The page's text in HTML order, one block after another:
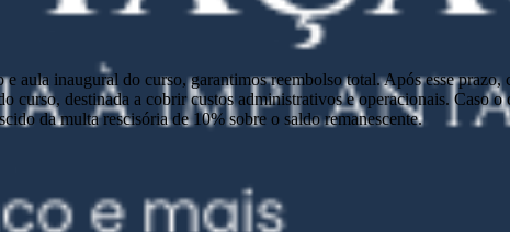
aula inaugural do curso, garantimos reembolso total. Após esse prazo,
destinada a cobrir custos administrativos e operacionais. Caso o
da multa rescisória de 10% sobre o saldo remanescente.